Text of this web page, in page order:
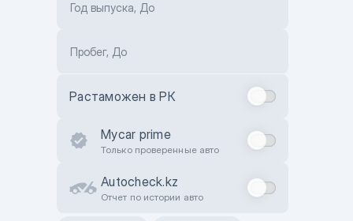
Год выпуска, До
Пробег, До
Растаможен в РК
Mycar prime
Только проверенные авто
Autocheck.kz
Отчет по истории авто